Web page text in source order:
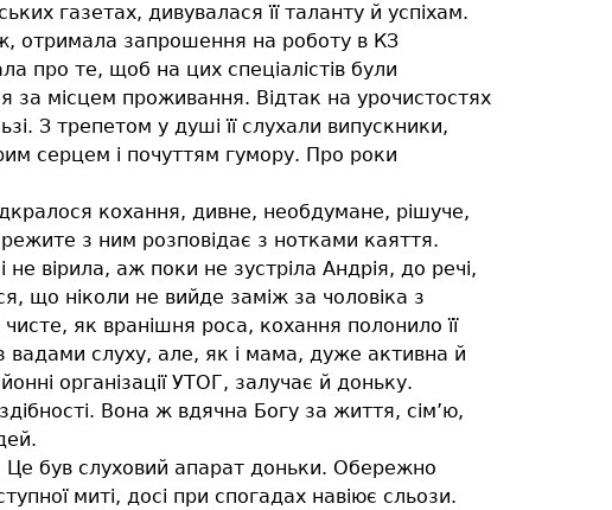
газетах, дивувалася її таланту й успіхам.
отримала запрошення на роботу в КЗ
про те, щоб на цих спеціалістів були
місцем проживання. Відтак на урочистостях
З трепетом у душі її слухали випускники,
серцем і почуттям гумору. Про роки
кохання, дивне, необдумане, рішуче,
з ним розповідає з нотками каяття.
вірила, аж поки не зустріла Андрія, до речі,
що ніколи не вийде заміж за чоловіка з
як вранішня роса, кохання полонило її
слуху, але, як і мама, дуже активна й
організації УТОГ, залучає й доньку.
Вона ж вдячна Богу за життя, сім’ю,
Це був слуховий апарат доньки. Обережно
миті, досі при спогадах навіює сльози.